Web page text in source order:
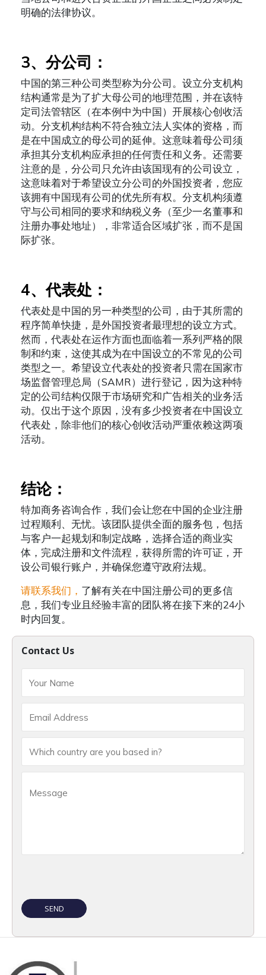
Contact Us
明确的法律协议。
3、分公司：
中国的第三种公司类型称为分公司。设立分支机构
结构通常是为了扩大母公司的地理范围，并在该特
定司法管辖区（在本例中为中国）开展核心创收活
动。分支机构结构不符合独立法人实体的资格，而
是在中国成立的母公司的延伸。这意味着母公司须
承担其分支机构应承担的任何责任和义务。还需要
注意的是，分公司只允许由该国现有的公司设立，
这意味着对于希望设立分公司的外国投资者，您应
该拥有中国现有公司的优先所有权。分支机构须遵
守与公司相同的要求和纳税义务（至少一名董事和
注册办事处地址），非常适合区域扩张，而不是国
际扩张。
4、代表处：
代表处是中国的另一种类型的公司，由于其所需的
程序简单快捷，是外国投资者最理想的设立方式。
然而，代表处在运作方面也面临着一系列严格的限
制和约束，这使其成为在中国设立的不常见的公司
类型之一。希望设立代表处的投资者只需在国家市
场监督管理总局（SAMR）进行登记，因为这种特
定的公司结构仅限于市场研究和广告相关的业务活
动。仅出于这个原因，没有多少投资者在中国设立
代表处，除非他们的核心创收活动严重依赖这两项
活动。
结论：
特加商务咨询合作，我们会让您在中国的企业注册
过程顺利、无忧。该团队提供全面的服务包，包括
与客户一起规划和制定战略，选择合适的商业实
体，完成注册和文件流程，获得所需的许可证，开
设公司银行账户，并确保您遵守政府法规。
请联系我们， 了解有关在中国注册公司的更多信
息，我们专业且经验丰富的团队将在接下来的24小
时内回复。